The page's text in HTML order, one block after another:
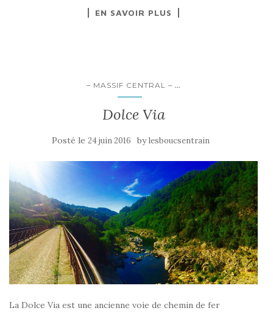
EN SAVOIR PLUS
– MASSIF CENTRAL – ...
Dolce Via
Posté le 24 juin 2016 bylesboucsentrain
La Dolce Via est une ancienne voie de chemin de fer